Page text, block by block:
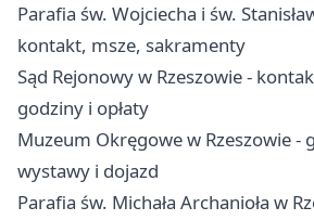
Parafia św. Wojciecha i św.
kontakt, msze, sakramenty
Sąd Rejonowy w Rzeszowie -
godziny i opłaty
Muzeum Okręgowe w Rzeszowie -
wystawy i dojazd
Parafia św. Michała Archanioła w